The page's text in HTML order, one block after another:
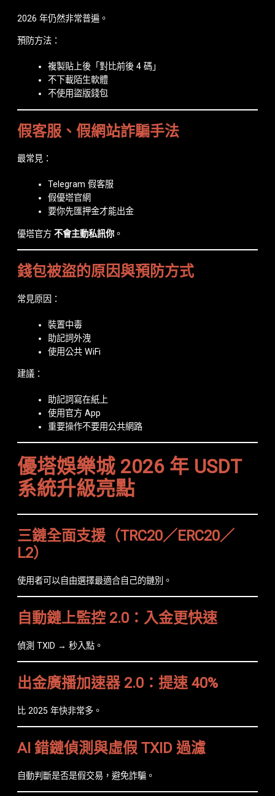
2026 年仍然非常普遍。
預防方法：
複製貼上後「對比前後 4 碼」
不下載陌生軟體
不使用盜版錢包
假客服、假網站詐騙手法
最常見：
Telegram 假客服
假優塔官網
要你先匯押金才能出金
優塔官方 不會主動私訊你。
錢包被盜的原因與預防方式
常見原因：
裝置中毒
助記詞外洩
使用公共 WiFi
建議：
助記詞寫在紙上
使用官方 App
重要操作不要用公共網路
優塔娛樂城 2026 年 USDT
系統升級亮點
三鏈全面支援（TRC20／ERC20／
L2）
使用者可以自由選擇最適合自己的鏈別。
自動鏈上監控 2.0：入金更快速
偵測 TXID → 秒入點。
出金廣播加速器 2.0：提速 40%
比 2025 年快非常多。
AI 錯鏈偵測與虛假 TXID 過濾
自動判斷是否是假交易，避免詐騙。